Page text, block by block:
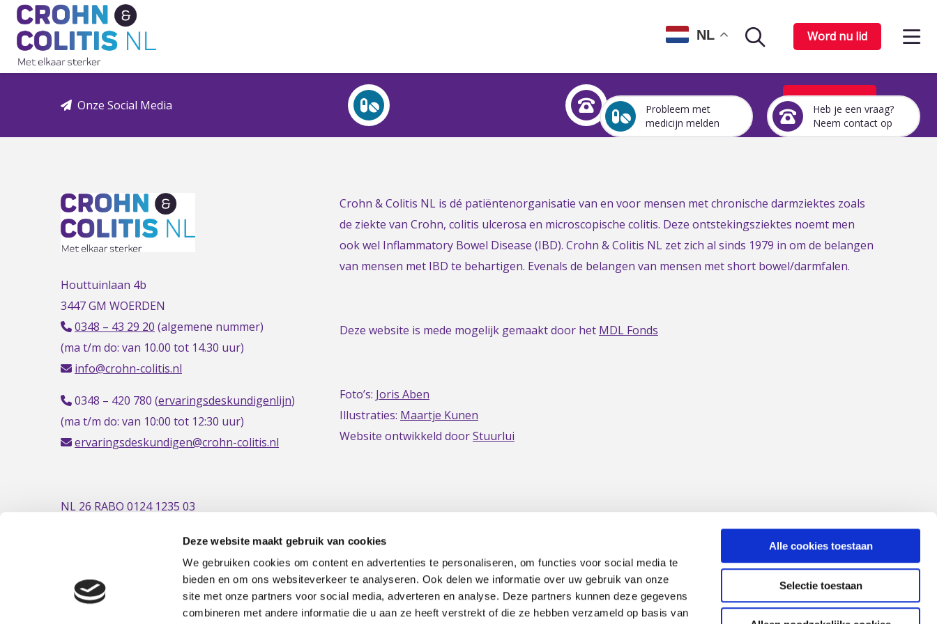
Deze website maakt gebruik van cookies
We gebruiken cookies om content en advertenties te personaliseren, om functies voor social media te
bieden en om ons websiteverkeer te analyseren. Ook delen we informatie over uw gebruik van onze
site met onze partners voor social media, adverteren en analyse. Deze partners kunnen deze gegevens
combineren met andere informatie die u aan ze heeft verstrekt of die ze hebben verzameld op basis van
Alle cookies toestaan
Selectie toestaan
Over Crohn en colitis (IBD)
Leven met
Voor professionals
Word nu lid
Zoekpagina
NL
Probleem met
medicijn melden
medicijn
Heb je een vraag?
Neem contact op
je
Onze Social Media Word nu lid
Link
homepage
Houttuinlaan 4b
3447 GM WOERDEN
0348 – 43 29 20 (algemene nummer)
(ma t/m do: van 10.00 tot 14.30 uur)
info@crohn-colitis.nl
0348 – 420 780 (ervaringsdeskundigenlijn)
(ma t/m do: van 10:00 tot 12:30 uur)
ervaringsdeskundigen@crohn-colitis.nl
NL 26 RABO 0124 1235 03
Crohn & Colitis NL is dé patiëntenorganisatie van en voor mensen met chronische darmziektes zoals
de ziekte van Crohn, colitis ulcerosa en microscopische colitis. Deze ontstekingsziektes noemt men
ook wel Inflammatory Bowel Disease (IBD). Crohn & Colitis NL zet zich al sinds 1979 in om de belangen
van mensen met IBD te behartigen. Evenals de belangen van mensen met short bowel/darmfalen.
Deze website is mede mogelijk gemaakt door het MDL Fonds
Foto’s: Joris Aben
Illustraties: Maartje Kunen
Website ontwikkeld doorStuurlui
Privacy|Disclaimer